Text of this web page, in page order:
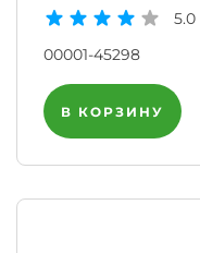
5.0
00001-45298
В КОРЗИНУ